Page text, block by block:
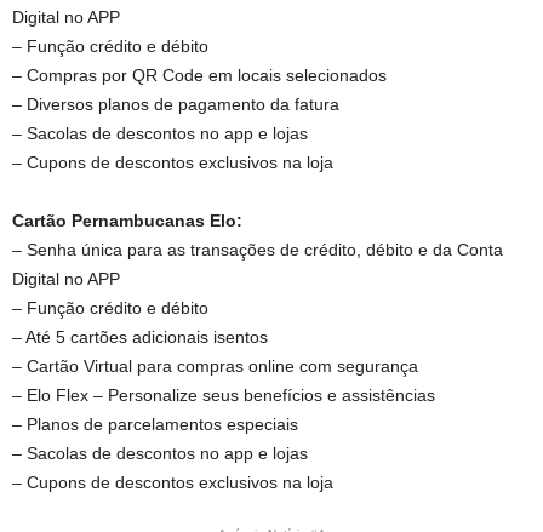
Digital no APP
– Função crédito e débito
– Compras por QR Code em locais selecionados
– Diversos planos de pagamento da fatura
– Sacolas de descontos no app e lojas
– Cupons de descontos exclusivos na loja
Cartão Pernambucanas Elo:
– Senha única para as transações de crédito, débito e da Conta
Digital no APP
– Função crédito e débito
– Até 5 cartões adicionais isentos
– Cartão Virtual para compras online com segurança
– Elo Flex – Personalize seus benefícios e assistências
– Planos de parcelamentos especiais
– Sacolas de descontos no app e lojas
– Cupons de descontos exclusivos na loja